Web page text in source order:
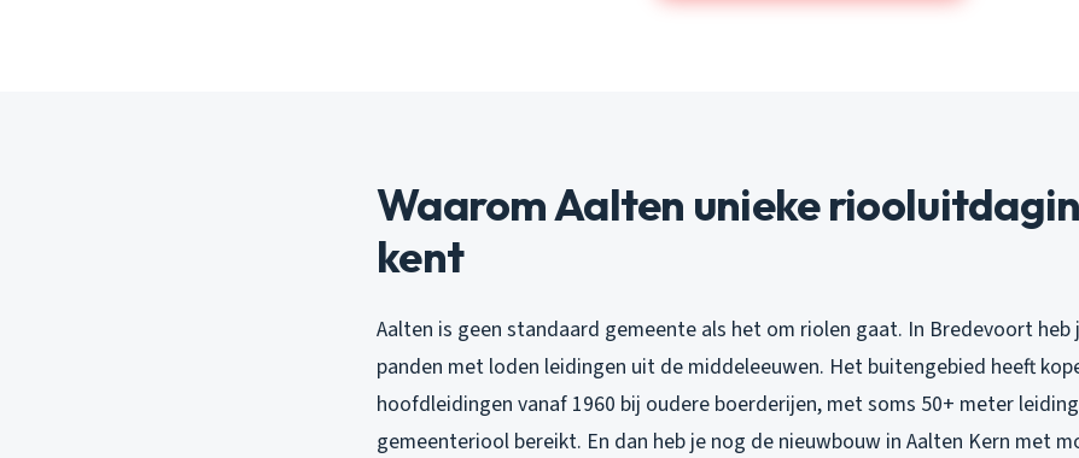
Waarom Aalten unieke
kent
Aalten is geen standaard gemeente als het om riolen gaat. In Bredevoort heb
panden met loden leidingen uit de middeleeuwen. Het buitengebied heeft
hoofdleidingen vanaf 1960 bij oudere boerderijen, met soms 50+ meter
gemeenteriool bereikt. En dan heb je nog de nieuwbouw in Aalten Kern met